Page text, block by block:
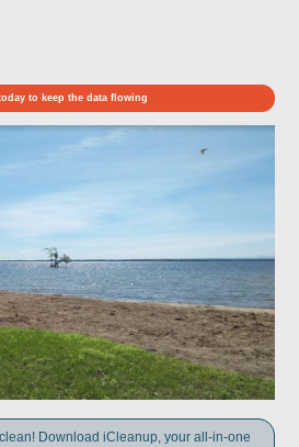
to keep the data flowing
Download iCleanup, your all-in-one